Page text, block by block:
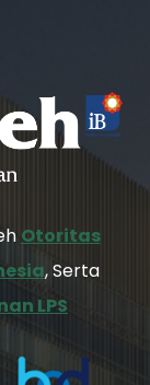
Otoritas
, Serta
LPS